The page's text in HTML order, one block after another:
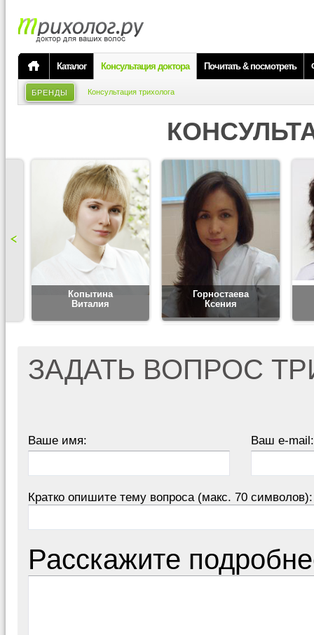
Каталог Консультация доктора Почитать & посмотреть
БРЕНДЫ Консультация трихолога
Копытина
Виталия
Горностаева
Ксения
ЗАДАТЬ ВОПРОС
Ваше имя: Ваш e-mail:
Кратко опишите тему вопроса (макс. 70 символов):
Расскажите